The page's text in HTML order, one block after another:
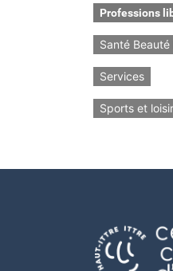
Professions
Santé Beauté
Services
Sports et